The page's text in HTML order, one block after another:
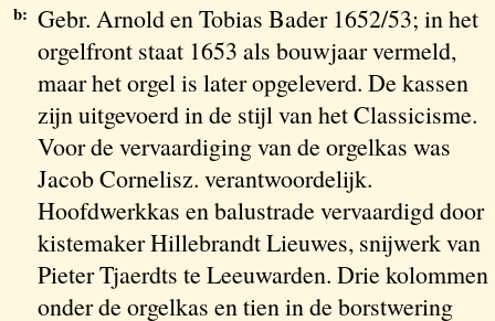
b: Gebr. Arnold en Tobias Bader 1652/53; in het
orgelfront staat 1653 als bouwjaar vermeld,
maar het orgel is later opgeleverd. De kassen
zijn uitgevoerd in de stijl van het Classicisme.
Voor de vervaardiging van de orgelkas was
Jacob Cornelisz. verantwoordelijk.
Hoofdwerkkas en balustrade vervaardigd door
kistemaker Hillebrandt Lieuwes, snijwerk van
Pieter Tjaerdts te Leeuwarden. Drie kolommen
onder de orgelkas en tien in de borstwering